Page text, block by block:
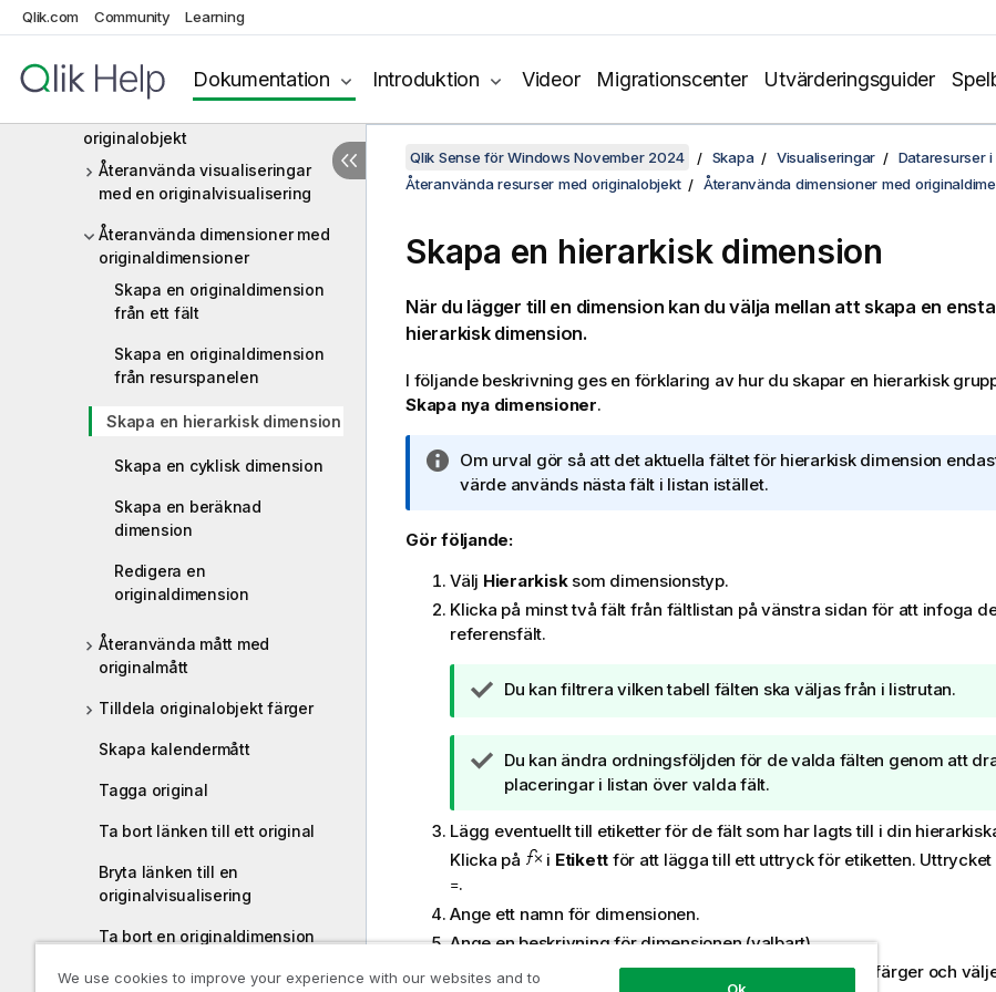
Qlik.com Community Learning
Dokumentation Introduktion Videor Migrationscenter Utvärderingsguider
Dimensioner
Mått
originalobjekt
Återanvända visualiseringar
med en originalvisualisering
Återanvända dimensioner med
originaldimensioner
Skapa en originaldimension
från ett fält
Skapa en originaldimension
från resurspanelen
Skapa en hierarkisk dimension
Skapa en cyklisk dimension
Skapa en beräknad
dimension
Redigera en
originaldimension
Återanvända mått med
originalmått
Tilldela originalobjekt färger
Skapa kalendermått
Tagga original
Ta bort länken till ett original
Bryta länken till en
originalvisualisering
Ta bort en originaldimension
Qlik Sense för Windows November 2024 Skapa Visualiseringar
Dataresurser
Återanvända resurser med originalobjekt
Återanvända dimensioner med
Skapa en hierarkisk dimension
När du lägger till en dimension kan du välja mellan att skapa en
hierarkisk dimension.
I följande beskrivning ges en förklaring av hur du skapar en hierarkisk
Skapa nya dimensioner.
A
n
e
k
n
i
o
r
t
i
o
Om urval gör så att det aktuella fältet för hierarkisk dimension
värde används nästa fält i listan istället.
Gör följande:
Välj Hierarkisksom dimensionstyp.
Klicka på minst två fält från fältlistan på vänstra sidan för att infoga
referensfält.
A
e
c
n
i
g
t
Du kan filtrera vilken tabell fälten ska väljas från i listrutan.
A
n
e
c
n
g
Du kan ändra ordningsföljden för de valda fälten genom att
placeringar i listan över valda fält.
Lägg eventuellt till etiketter för de fält som har lagts till i din
Klicka på
i Etikett för att lägga till ett uttryck för etiketten. Uttrycket
=.
Ange ett namn för dimensionen.
Ange en beskrivning för dimensionen (valbart).
Om du vill ange en färg klickar du på
i listrutan med färger och
We use cookies to improve your experience with our websites and to